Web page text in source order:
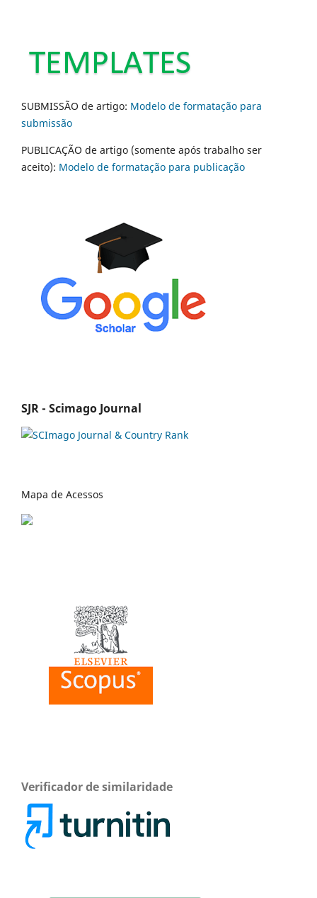
SUBMISSÃO de artigo: Modelo de formatação para
submissão
PUBLICAÇÃO de artigo (somente após trabalho ser
aceito): Modelo de formatação para publicação
SJR - Scimago Journal
Mapa de Acessos
Verificador de similaridade